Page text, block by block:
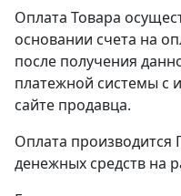
Оплата Товара
основании счета на
после получения
платежной системы с
сайте продавца.
Оплата производится
денежных средств на